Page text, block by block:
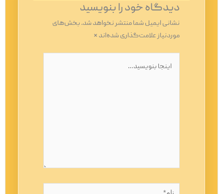
دیدگاه‌ خود را بنویسید
نشانی ایمیل شما منتشر نخواهد شد.بخش‌های
موردنیاز علامت‌گذاری شده‌اند*
بنویسید…